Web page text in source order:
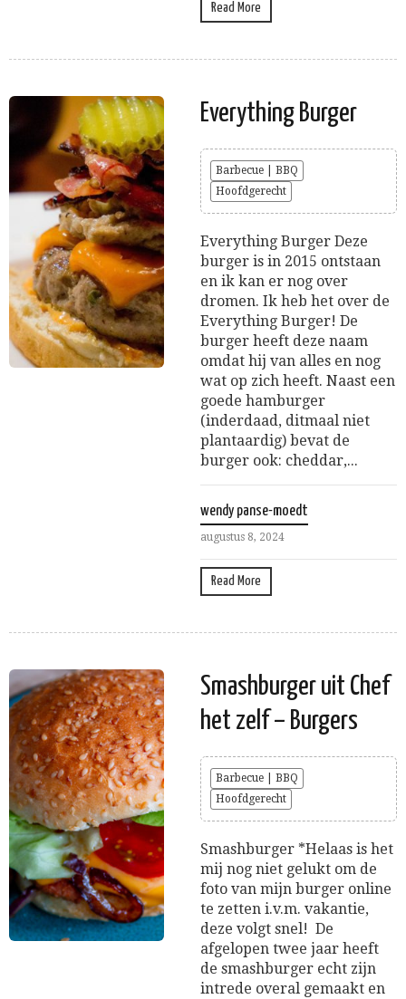
Read More
Everything Burger
Barbecue | BBQ
Hoofdgerecht
Everything Burger Deze
burger is in 2015 ontstaan
en ik kan er nog over
dromen. Ik heb het over de
Everything Burger! De
burger heeft deze naam
omdat hij van alles en nog
wat op zich heeft. Naast een
goede hamburger
(inderdaad, ditmaal niet
plantaardig) bevat de
burger ook: cheddar,...
wendy panse-moedt
augustus 8, 2024
Read More
Smashburger uit Chef
het zelf – Burgers
Barbecue | BBQ
Hoofdgerecht
Smashburger *Helaas is het
mij nog niet gelukt om de
foto van mijn burger online
te zetten i.v.m. vakantie,
deze volgt snel! De
afgelopen twee jaar heeft
de smashburger echt zijn
intrede overal gemaakt en